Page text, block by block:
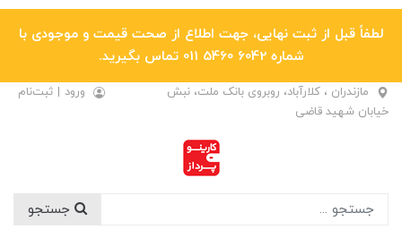
لطفاً قبل از ثبت نهایی، جهت اطلاع از صحت قیمت و موجودی با
شماره 6042 5460 011 تماس بگیرید.
مازندران ، کلارآباد، روبروی بانک ملت، نبش
خیابان شهید قاضی
ورود | ثبت‌نام